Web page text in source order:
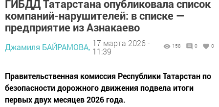
ГИБДД Татарстана опубликовала список
компаний-нарушителей: в списке —
предприятие из Азнакаево
Джамиля БАЙРАМОВА, 17 марта 2026 -
11:39
158 0 0
Правительственная комиссия Республики Татарстан по
безопасности дорожного движения подвела итоги
первых двух месяцев 2026 года.